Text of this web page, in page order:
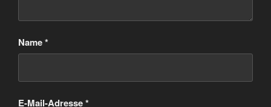
Name*
E-Mail-Adresse*